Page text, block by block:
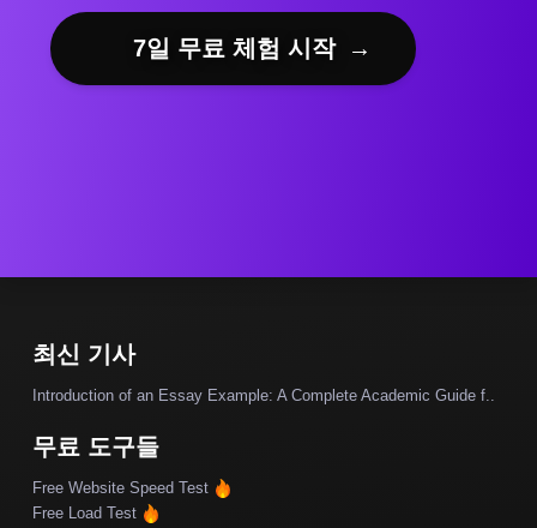
7일 무료 체험 시작 →
최신 기사
Introduction of an Essay Example: A Complete Academic Guide f..
무료 도구들
Free Website Speed Test
Free Load Test